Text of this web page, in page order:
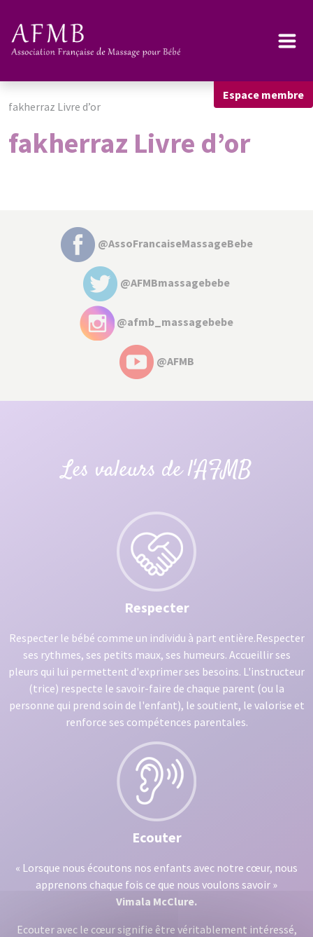
Espace membre
fakherraz Livre d’or
fakherraz Livre d’or
@AssoFrancaiseMassageBebe
@AFMBmassagebebe
@afmb_massagebebe
@AFMB
Les valeurs de l'AFMB
Respecter
Respecter le bébé comme un individu à part entière.Respecter
ses rythmes, ses petits maux, ses humeurs. Accueillir ses
pleurs qui lui permettent d'exprimer ses besoins. L'instructeur
(trice) respecte le savoir-faire de chaque parent (ou la
personne qui prend soin de l'enfant), le soutient, le valorise et
renforce ses compétences parentales.
Ecouter
« Lorsque nous écoutons nos enfants avec notre cœur, nous
apprenons chaque fois ce que nous voulons savoir »
Vimala McClure.
Ecouter avec le cœur signifie être véritablement intéressé,